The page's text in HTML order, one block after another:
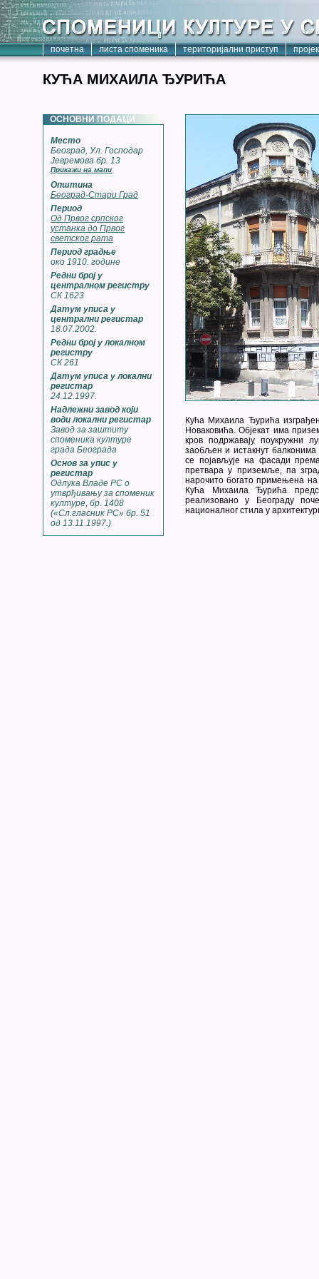
почетна листа споменика територијални приступ
КУЋА МИХАИЛА ЂУРИЋА
ОСНОВНИ ПОДАЦИ
Место
Београд, Ул. Господар
Јевремова бр. 13
Прикажи на мапи
Општина
Београд-Стари Град
Период
Од Првог српског
устанка до Првог
светског рата
Период градње
око 1910. године
Редни број у
централном регистру
СК 1623
Датум уписа у
централни регистар
18.07.2002.
Редни број у локалном
регистру
СК 261
Датум уписа у локални
регистар
24.12.1997.
Надлежни завод који
води локални регистар
Завод за заштиту
споменика културе
града Београда
Основ за упис у
регистар
Одлука Владе РС о
утврђивању за споменик
културе, бр. 1408
(«Сл.гласник РС» бр. 51
од 13.11.1997.)
Кућа Михаила Ђурића
Новаковића. Објекат има
кров подржавају поукружни
заобљен и истакнут
се појављује на фасади
претвара у приземље, па
нарочито богато примењена
Кућа Михаила Ђурића
реализовано у Београду
националног стила у